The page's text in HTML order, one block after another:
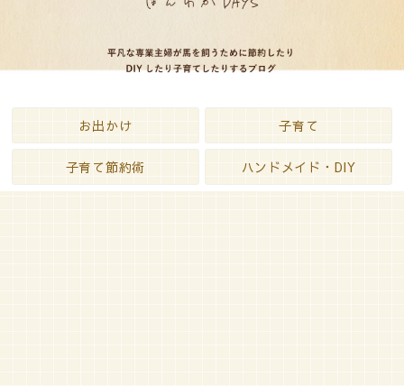
お出かけ 子育て
子育て節約術 ハンドメイド・DIY